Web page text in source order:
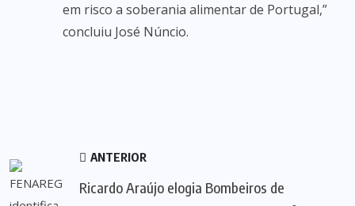
em risco a soberania alimentar de Portugal,”
concluiu José Núncio.
ANTERIOR
Ricardo Araújo elogia Bombeiros de